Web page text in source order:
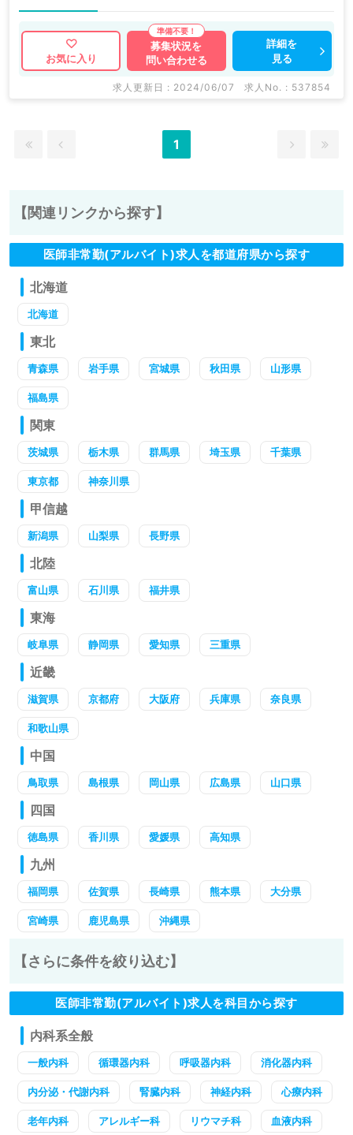
お気に入り
募集状況を
問い合わせる
詳細を
見る
求人更新日 : 2024/06/07 求人No. : 537854
1
【関連リンクから探す】
医師非常勤(アルバイト)求人を都道府県から探す
北海道
北海道
東北
青森県 岩手県 宮城県 秋田県 山形県
福島県
関東
茨城県 栃木県 群馬県 埼玉県 千葉県
東京都 神奈川県
甲信越
新潟県 山梨県 長野県
北陸
富山県 石川県 福井県
東海
岐阜県 静岡県 愛知県 三重県
近畿
滋賀県 京都府 大阪府 兵庫県 奈良県
和歌山県
中国
鳥取県 島根県 岡山県 広島県 山口県
四国
徳島県 香川県 愛媛県 高知県
九州
福岡県 佐賀県 長崎県 熊本県 大分県
宮崎県 鹿児島県 沖縄県
【さらに条件を絞り込む】
医師非常勤(アルバイト)求人を科目から探す
内科系全般
一般内科 循環器内科 呼吸器内科 消化器内科
内分泌・代謝内科 腎臓内科 神経内科 心療内科
老年内科 アレルギー科 リウマチ科 血液内科